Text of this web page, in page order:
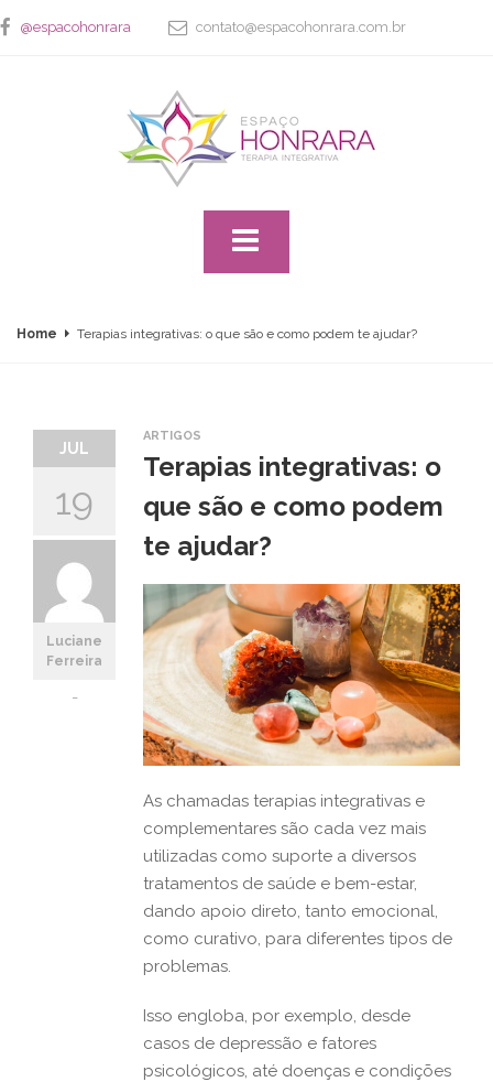
@espacohonrara contato@espacohonrara.com.br
Home Terapias integrativas: o que são e como podem te ajudar?
JUL
19
Luciane
Ferreira
-
ARTIGOS
Terapias integrativas: o
que são e como podem
te ajudar?
As chamadas terapias integrativas e
complementares são cada vez mais
utilizadas como suporte a diversos
tratamentos de saúde e bem-estar,
dando apoio direto, tanto emocional,
como curativo, para diferentes tipos de
problemas.
Isso engloba, por exemplo, desde
casos de depressão e fatores
psicológicos, até doenças e condições